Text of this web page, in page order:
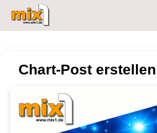
Chart-Post erstellen